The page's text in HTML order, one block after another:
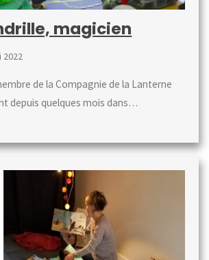
magicien
2022
de la Compagnie de la Lanterne
depuis quelques mois dans…